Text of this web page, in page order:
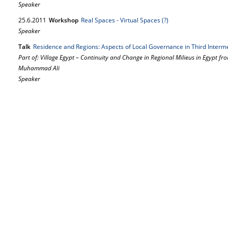
Speaker
25.6.2011 Workshop Real Spaces - Virtual Spaces (?)
Speaker
Talk Residence and Regions: Aspects of Local Governance in Third
Part of: Village Egypt – Continuity and Change in Regional Milieus in Egypt
Muhammad Ali
Speaker